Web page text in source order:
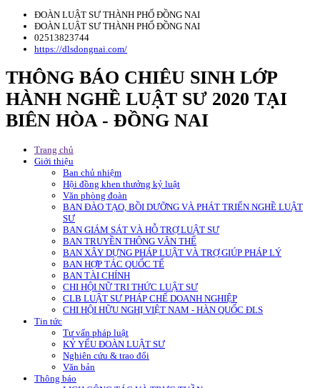
ĐOÀN LUẬT SƯ THÀNH PHỐ ĐỒNG NAI
ĐOÀN LUẬT SƯ THÀNH PHỐ ĐỒNG NAI
02513823744
https://dlsdongnai.com/
THÔNG BÁO CHIÊU SINH LỚP
HÀNH NGHỀ LUẬT SƯ 2020 TẠI
BIÊN HÒA - ĐỒNG NAI
Trang chủ
Giới thiệu
Ban chủ nhiệm
Hội đồng khen thưởng kỷ luật
Văn phòng đoàn
BAN ĐÀO TẠO, BỒI DƯỠNG VÀ PHÁT TRIỂN NGHỀ LUẬT
SƯ
BAN GIÁM SÁT VÀ HỖ TRỢ LUẬT SƯ
BAN TRUYỀN THÔNG VĂN THỂ
BAN XÂY DỰNG PHÁP LUẬT VÀ TRỢ GIÚP PHÁP LÝ
BAN HỢP TÁC QUỐC TẾ
BAN TÀI CHÍNH
CHI HỘI NỮ TRI THỨC LUẬT SƯ
CLB LUẬT SƯ PHÁP CHẾ DOANH NGHIỆP
CHI HỘI HỮU NGHỊ VIỆT NAM - HÀN QUỐC ĐLS
Tin tức
Tư vấn pháp luật
KỶ YẾU ĐOÀN LUẬT SƯ
Nghiên cứu & trao đổi
Văn bản
Thông báo